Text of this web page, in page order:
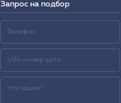
Запрос на подбор